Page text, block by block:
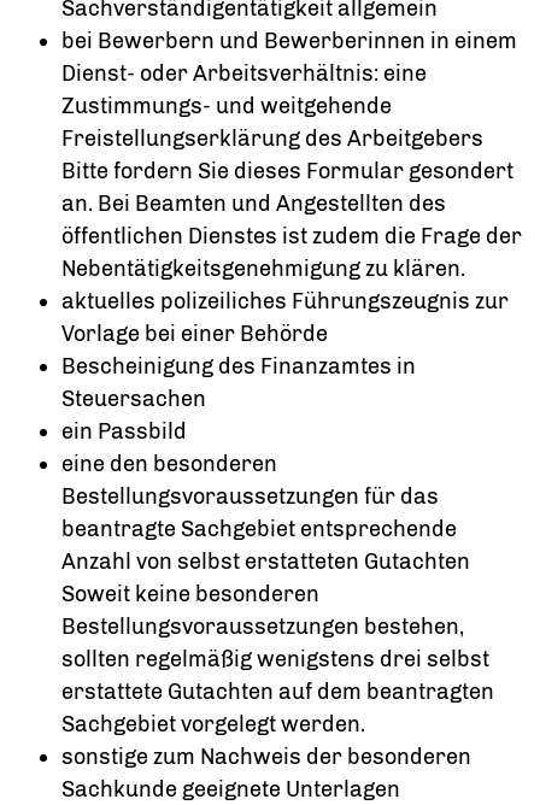
Sachverständigentätigkeit allgemein
bei Bewerbern und Bewerberinnen in einem
Dienst- oder Arbeitsverhältnis: eine
Zustimmungs- und weitgehende
Freistellungserklärung des Arbeitgebers
Bitte fordern Sie dieses Formular gesondert
an. Bei Beamten und Angestellten des
öffentlichen Dienstes ist zudem die Frage der
Nebentätigkeitsgenehmigung zu klären.
aktuelles polizeiliches Führungszeugnis zur
Vorlage bei einer Behörde
Bescheinigung des Finanzamtes in
Steuersachen
ein Passbild
eine den besonderen
Bestellungsvoraussetzungen für das
beantragte Sachgebiet entsprechende
Anzahl von selbst erstatteten Gutachten
Soweit keine besonderen
Bestellungsvoraussetzungen bestehen,
sollten regelmäßig wenigstens drei selbst
erstattete Gutachten auf dem beantragten
Sachgebiet vorgelegt werden.
sonstige zum Nachweis der besonderen
Sachkunde geeignete Unterlagen